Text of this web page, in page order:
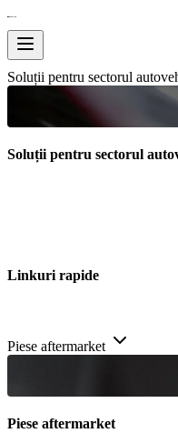
Soluții pentru sectorul
Soluții pentru sectorul
Linkuri rapide
Piese aftermarket
Piese aftermarket